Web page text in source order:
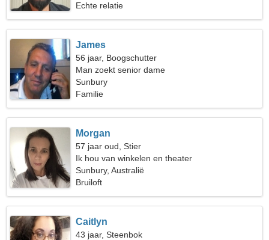
Echte relatie
James
56 jaar, Boogschutter
Man zoekt senior dame
Sunbury
Familie
Morgan
57 jaar oud, Stier
Ik hou van winkelen en theater
Sunbury, Australië
Bruiloft
Caitlyn
43 jaar, Steenbok